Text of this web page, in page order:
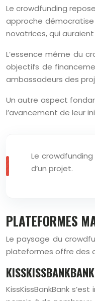
Le crowdfunding
approche
novatrices, qui
L’essence même du
objectifs de
ambassadeurs des
Un autre aspect
l’avancement de leur
Le
d’un projet.
PLATEFORMES
Le paysage du
plateformes offre des
KissKissBankBank